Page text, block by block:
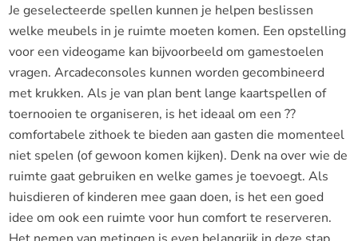
Je geselecteerde spellen kunnen je helpen beslissen
welke meubels in je ruimte moeten komen. Een opstelling
voor een videogame kan bijvoorbeeld om gamestoelen
vragen. Arcadeconsoles kunnen worden gecombineerd
met krukken. Als je van plan bent lange kaartspellen of
toernooien te organiseren, is het ideaal om een ??
comfortabele zithoek te bieden aan gasten die momenteel
niet spelen (of gewoon komen kijken). Denk na over wie de
ruimte gaat gebruiken en welke games je toevoegt. Als
huisdieren of kinderen mee gaan doen, is het een goed
idee om ook een ruimte voor hun comfort te reserveren.